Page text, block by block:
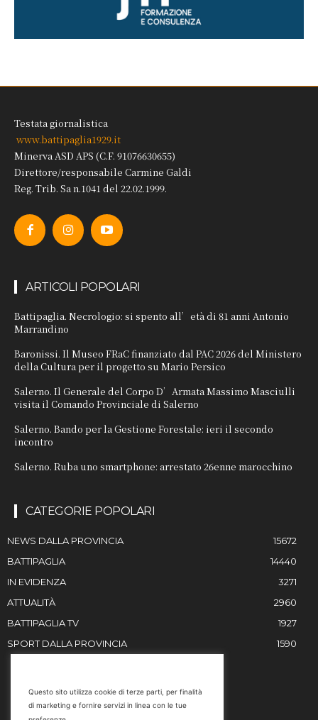
Testata giornalistica
www.battipaglia1929.it
Minerva ASD APS (C.F. 91076630655)
Direttore/responsabile Carmine Galdi
Reg. Trib. Sa n.1041 del 22.02.1999.
ARTICOLI POPOLARI
Battipaglia. Necrologio: si spento all’età di 81 anni Antonio
Marrandino
Baronissi. Il Museo FRaC finanziato dal PAC 2026 del Ministero
della Cultura per il progetto su Mario Persico
Salerno. Il Generale del Corpo D’Armata Massimo Masciulli
visita il Comando Provinciale di Salerno
Salerno. Bando per la Gestione Forestale: ieri il secondo
incontro
Salerno. Ruba uno smartphone: arrestato 26enne marocchino
CATEGORIE POPOLARI
NEWS DALLA PROVINCIA
15672
BATTIPAGLIA
14440
IN EVIDENZA
3271
ATTUALITÀ
2960
BATTIPAGLIA TV
1927
SPORT DALLA PROVINCIA
1590
Questo sito utilizza cookie di terze parti, per finalità
di marketing e fornire servizi in linea con le tue